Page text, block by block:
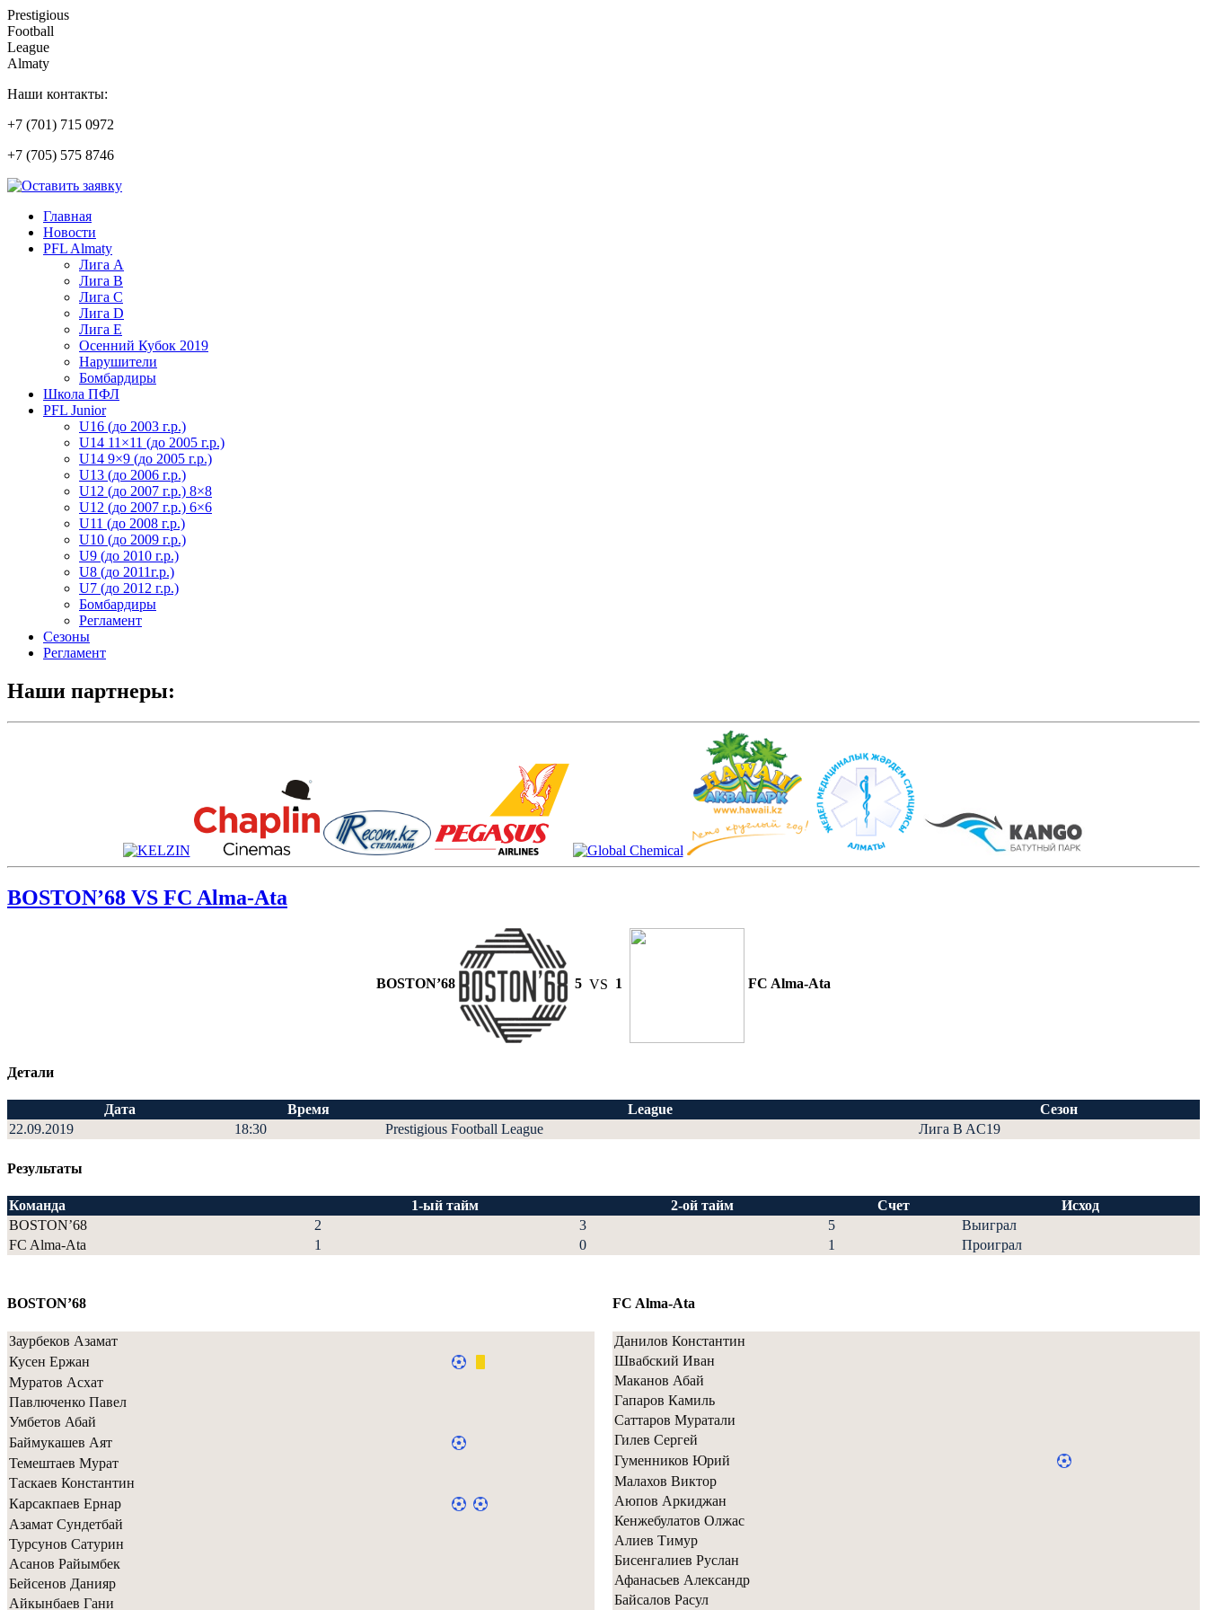
Prestigious
Football
League
Almaty
Наши контакты:
+7 (701) 715 0972
+7 (705) 575 8746
Главная
Новости
PFL Almaty
Лига A
Лига В
Лига С
Лига D
Лига Е
Осенний Кубок 2019
Нарушители
Бомбардиры
Школа ПФЛ
PFL Junior
U16 (до 2003 г.р.)
U14 11×11 (до 2005 г.р.)
U14 9×9 (до 2005 г.р.)
U13 (до 2006 г.р.)
U12 (до 2007 г.р.) 8×8
U12 (до 2007 г.р.) 6×6
U11 (до 2008 г.р.)
U10 (до 2009 г.р.)
U9 (до 2010 г.р.)
U8 (до 2011г.р.)
U7 (до 2012 г.р.)
Бомбардиры
Регламент
Сезоны
Регламент
Наши партнеры:
BOSTON’68 VS FC Alma-Ata
BOSTON’68 5 VS 1 FC Alma-Ata
Детали
Дата Время League
Сезон
22.09.2019
18:30 Prestigious Football League Лига B AC19
Результаты
Команда 1-ый тайм 2-ой тайм Счет
Исход
BOSTON’68
2 3 5
Выиграл
FC Alma-Ata
1 0 1 Проиграл
BOSTON’68
Заурбеков Азамат
Кусен Ержан
Муратов Асхат
Павлюченко Павел
Умбетов Абай
Баймукашев Аят
Темештаев Мурат
Таскаев Константин
Карсакпаев Ернар
Азамат Сундетбай
Турсунов Сатурин
Асанов Райымбек
Бейсенов Данияр
Айкынбаев Гани
FC Alma-Ata
Данилов Константин
Швабский Иван
Маканов Абай
Гапаров Камиль
Саттаров Муратали
Гилев Сергей
Гуменников Юрий
Малахов Виктор
Аюпов Аркиджан
Кенжебулатов Олжас
Алиев Тимур
Бисенгалиев Руслан
Афанасьев Александр
Байсалов Расул